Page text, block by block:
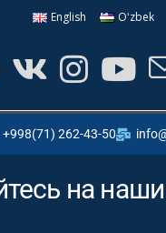
English Oʻzbek
+998(71) 262-43-50
на